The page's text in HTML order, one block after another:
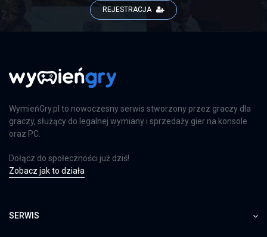
REJESTRACJA
WymieńGry.pl to nowoczesny serwis stworzony przez graczy dla
graczy, służący do legalnej wymiany i sprzedaży gier na konsole
oraz PC.
Dołącz do społeczności już dziś!
Zobacz jak to działa
SERWIS